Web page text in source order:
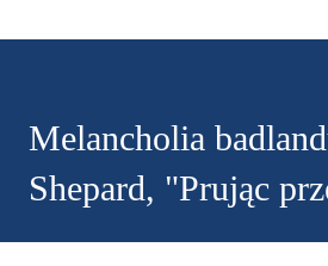
Melancholia
Shepard, "Prując